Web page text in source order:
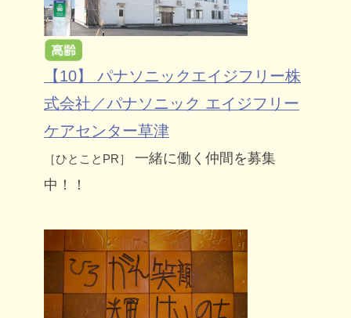
【10】 パナソニックエイジフリー株
式会社／パナソニック エイジフリー
ケアセンター草津
［ひとことPR］
一緒に働く仲間を募集
中！！